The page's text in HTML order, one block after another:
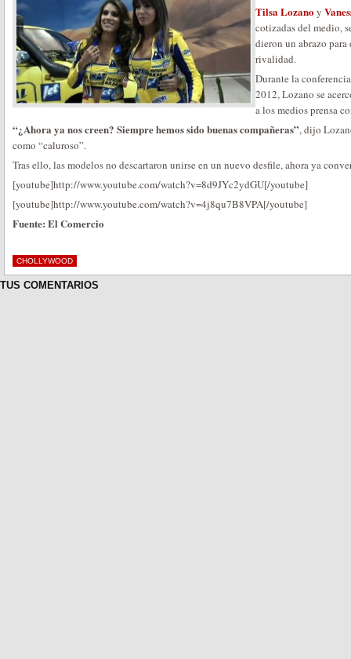
Tilsa Lozanoy
cotizadas del medio,
dieron un abrazo
rivalidad.
Durante la
2012, Lozano se
a los medios prensa
“¿Ahora ya nos creen? Siempre hemos sido buenas compañeras”, dijo
como “caluroso”.
Tras ello, las modelos no descartaron unirse en un nuevo desfile, ahora ya
[youtube]http://www.youtube.com/watch?v=8d9JYc2ydGU[/youtube]
[youtube]http://www.youtube.com/watch?v=4j8qu7B8VPA[/youtube]
Fuente: El Comercio
CHOLLYWOOD
TUS COMENTARIOS